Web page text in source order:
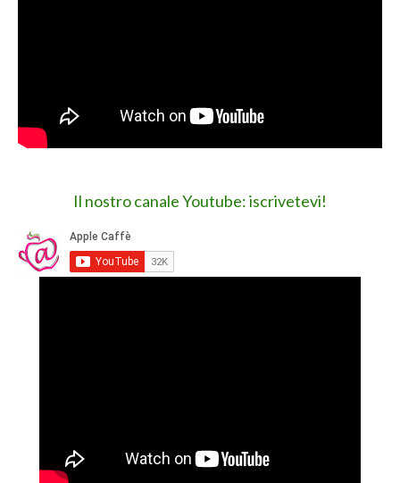
Il nostro canale Youtube: iscrivetevi!